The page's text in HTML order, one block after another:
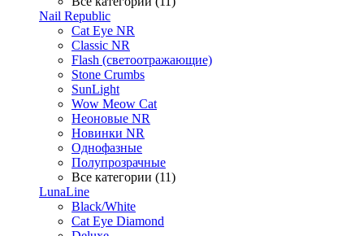
Nail Republic
Cat Eye NR
Classic NR
Flash (светоотражающие)
Stone Crumbs
SunLight
Wow Meow Cat
Неоновые NR
Новинки NR
Однофазные
Полупрозрачные
Все категории (11)
LunaLine
Black/White
Cat Eye Diamond